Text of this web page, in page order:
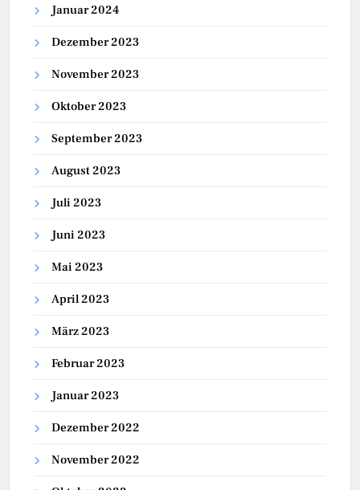
Januar 2024
Dezember 2023
November 2023
Oktober 2023
September 2023
August 2023
Juli 2023
Juni 2023
Mai 2023
April 2023
März 2023
Februar 2023
Januar 2023
Dezember 2022
November 2022